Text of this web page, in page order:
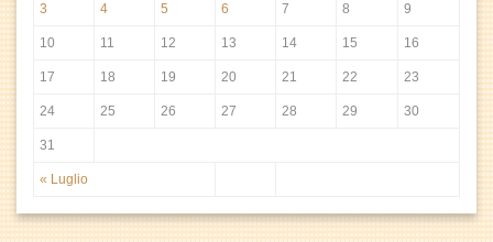
« Luglio
3 4 5 6 7 8 9
10 11 12 13 14 15 16
17 18 19 20 21 22 23
24 25 26 27 28 29 30
31